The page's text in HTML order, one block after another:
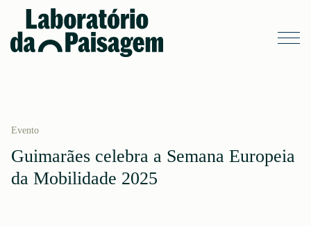
Evento
Guimarães celebra a Semana Europeia
da Mobilidade 2025